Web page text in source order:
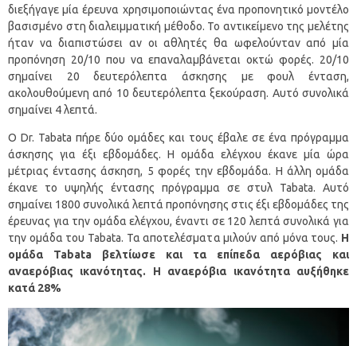
διεξήγαγε μία έρευνα χρησιμοποιώντας ένα προπονητικό μοντέλο
βασισμένο στη διαλειμματική μέθοδο. Το αντικείμενο της μελέτης
ήταν να διαπιστώσει αν οι αθλητές θα ωφελούνταν από μία
προπόνηση 20/10 που να επαναλαμβάνεται οκτώ φορές. 20/10
σημαίνει 20 δευτερόλεπτα άσκησης με φουλ ένταση,
ακολουθούμενη από 10 δευτερόλεπτα ξεκούραση. Αυτό συνολικά
σημαίνει 4 λεπτά.
Ο Dr. Tabata πήρε δύο ομάδες και τους έβαλε σε ένα πρόγραμμα
άσκησης για έξι εβδομάδες. Η ομάδα ελέγχου έκανε μία ώρα
μέτριας έντασης άσκηση, 5 φορές την εβδομάδα. Η άλλη ομάδα
έκανε το υψηλής έντασης πρόγραμμα σε στυλ Tabata. Αυτό
σημαίνει 1800 συνολικά λεπτά προπόνησης στις έξι εβδομάδες της
έρευνας για την ομάδα ελέγχου, έναντι σε 120 λεπτά συνολικά για
την ομάδα του Tabata. Τα αποτελέσματα μιλούν από μόνα τους. Η
ομάδα Tabata βελτίωσε και τα επίπεδα αερόβιας και
αναερόβιας ικανότητας. Η αναερόβια ικανότητα αυξήθηκε
κατά 28%